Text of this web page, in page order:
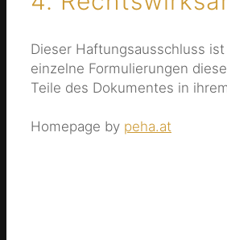
Dieser Haftungsausschluss
einzelne Formulierungen
Teile des Dokumentes in
Homepage by peha.at